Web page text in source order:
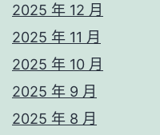
2025 年 12 月
2025 年 11 月
2025 年 10 月
2025 年 9 月
2025 年 8 月